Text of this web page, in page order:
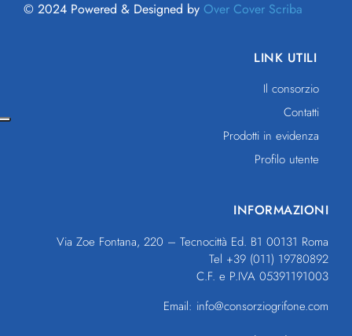
© 2024 Powered & Designed by Over Cover Scriba
LINK UTILI
Il consorzio
Contatti
Prodotti in evidenza
Profilo utente
INFORMAZIONI
Via Zoe Fontana, 220 – Tecnocittà Ed. B1 00131 Roma
Tel +39 (011) 19780892
C.F. e P.IVA 05391191003
Email: info@consorziogrifone.com